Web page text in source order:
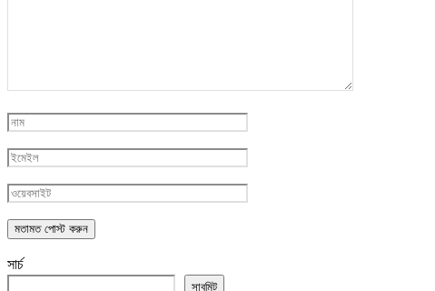
সার্চ
সাবমিট